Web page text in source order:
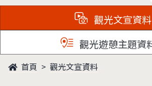
觀光文宣資料
觀光遊憩主題資
首頁 觀光文宣資料